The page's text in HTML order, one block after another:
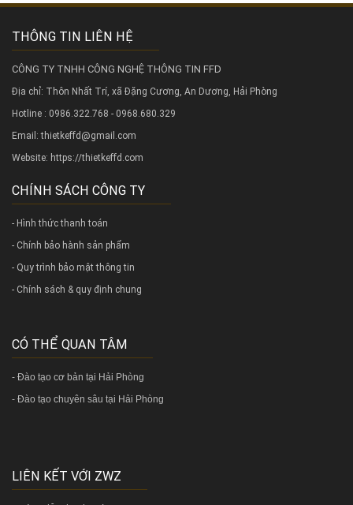
THÔNG TIN LIÊN HỆ
CÔNG TY TNHH CÔNG NGHỆ THÔNG TIN FFD
Địa chỉ: Thôn Nhất Trí, xã Đặng Cương, An Dương, Hải Phòng
Hotline : 0986.322.768 - 0968.680.329
Email: thietkeffd@gmail.com
Website: https://thietkeffd.com
CHÍNH SÁCH CÔNG TY
- Hình thức thanh toán
- Chính bảo hành sản phẩm
- Quy trình bảo mật thông tin
- Chính sách & quy định chung
CÓ THỂ QUAN TÂM
- Đào tạo cơ bản tại Hải Phòng
- Đào tạo chuyên sâu tại Hải Phòng
LIÊN KẾT VỚI ZWZ